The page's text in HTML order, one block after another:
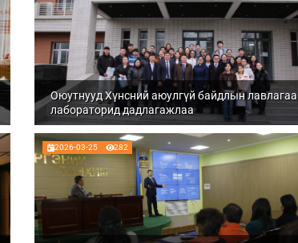
Оюутнууд Хүнсний аюулгүй байдлын лавлагаа
лабораторид дадлагажлаа
2026-03-25 282